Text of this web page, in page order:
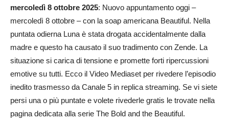
mercoledì 8 ottobre 2025: Nuovo appuntamento oggi –
mercoledì 8 ottobre – con la soap americana Beautiful. Nella
puntata odierna Luna è stata drogata accidentalmente dalla
madre e questo ha causato il suo tradimento con Zende. La
situazione si carica di tensione e promette forti ripercussioni
emotive su tutti. Ecco il Video Mediaset per rivedere l’episodio
inedito trasmesso da Canale 5 in replica streaming. Se vi siete
persi una o più puntate e volete rivederle gratis le trovate nella
pagina dedicata alla serie The Bold and the Beautiful.